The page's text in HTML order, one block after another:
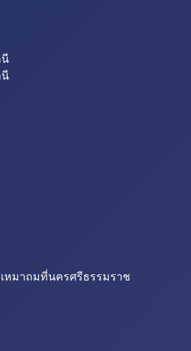
นี
นี
หมาถมที่นครศรีธรรมราช